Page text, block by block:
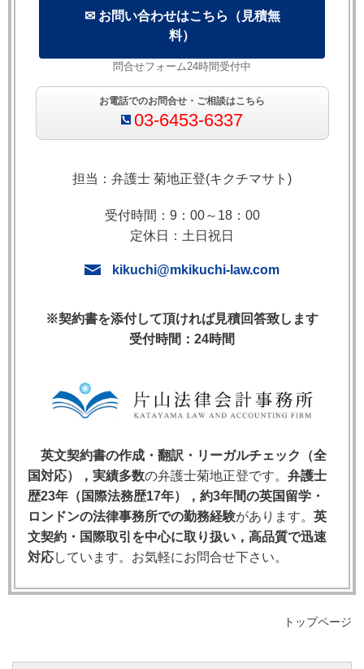
7. 米国法との比較
8. 英米法・日本法・その他法制度の比較表
1. Contra Proferentemとは何か
とは，ラテン語で「提案者に不利に（against the one
ーにおいて確立されたこの原則は，契約条項の文言が
た当事者（または提案した当事者）に不利な方向で解
平易に言えば，「曖昧な文章を書いた方が損をする」
ゆえに，かえって不利な解釈を受けるリスクを負うこ
とになります。
2. 原則の由来と法的根拠
Contra Proferentemの原則は，コモン・ローの長い歴
史の中で形成されました。その背景には，契約条項の
起草者は相手方よりも文言の意図を理解しているこ
約条項法）やConsumer Rights Act 2015（消費者権利
✉ お問い合わせはこちら（見積無
料）
問合せフォーム24時間受付中
お電話でのお問合せ・ご相談はこちら
03-6453-6337
担当：弁護士 菊地正登(キクチマサト)
受付時間：9：00～18：00
定休日：土日祝日
kikuchi@mkikuchi-law.com
※契約書を添付して頂ければ見積回答致します
受付時間：24時間
英文契約書の作成・翻訳・リーガルチェック（全
国対応），実績多数の弁護士菊地正登です。 弁護士
歴23年（国際法務歴17年），約3年間の英国留学・
ロンドンの法律事務所での勤務経験があります。 英
文契約・国際取引を中心に取り扱い，高品質で迅速
対応しています。お気軽にお問合せ下さい。
トップページ